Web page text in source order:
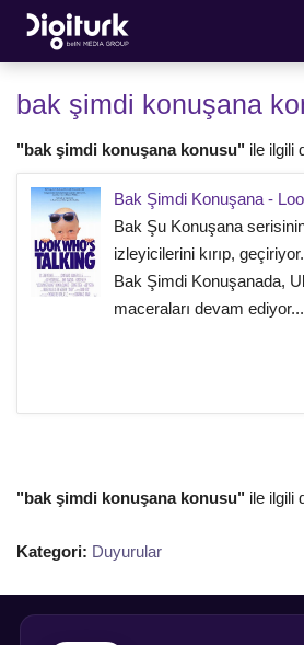
bak şimdi konuşana
"bak şimdi konuşana konusu" ile ilgili
Bak Şimdi Konuşana -
Bak Şu Konuşana
izleyicilerini kırıp,
Bak Şimdi Konuşanada,
maceraları devam
"bak şimdi konuşana konusu" ile ilgili
Kategori: Duyurular